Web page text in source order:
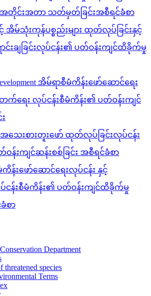
တိုင်းအတာ သတ်မှတ်ခြင်းအစီရင်ခံစာ
အိမ်သုံးကုန်ပစ္စည်းများ ထုတ်လုပ်ခြင်းနှင့်
င်းချခြင်းလုပ်ငန်း၏ ပတ်ဝန်းကျင်ထိခိုက်မှု
အိမ်ရာစီမံကိန်းဖော်ဆောင်ရေး
က်ရေး လုပ်ငန်းစီမံကိန်း၏ ပတ်ဝန်းကျင်
ေးစားတူးဖော် ထုတ်လုပ်ခြင်းလုပ်ငန်း
န်းကျင်ဆန်းစစ်ခြင်း အစီရင်ခံစာ
ကိန်းဖော်ဆောင်ရေးလုပ်ငန်း နှင့်
န်းစီမံကိန်း၏ ပတ်ဝန်းကျင်ထိခိုက်မှု
စာ
Department
species
Terms